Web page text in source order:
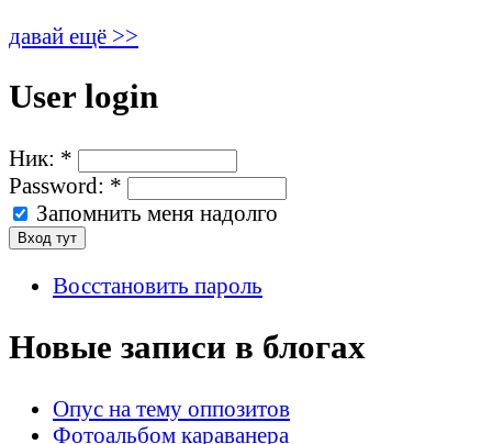
давай ещё >>
User login
Ник: *
Password: *
Запомнить меня надолго
Восстановить пароль
Новые записи в блогах
Опус на тему оппозитов
Фотоальбом караванера